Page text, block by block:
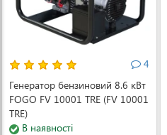
4
Генератор бензиновий 8.6 кВт
FOGO FV 10001 TRE (FV 10001
TRE)
В наявності